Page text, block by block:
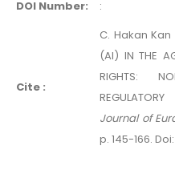
DOI Number:
:
Cite :
C. Hakan Kan ,
(AI) IN THE
RIGHTS:
Journal of
p. 145-166.